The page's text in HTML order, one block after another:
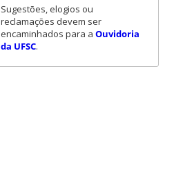
Sugestões, elogios ou
reclamações devem ser
encaminhados para a Ouvidoria
da UFSC.